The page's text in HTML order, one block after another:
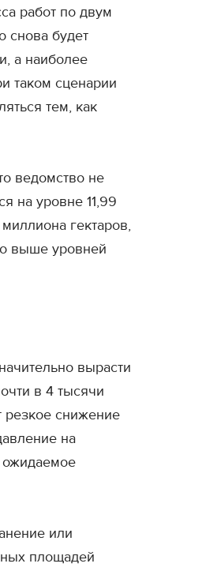
работ по двум
снова будет
а наиболее
таком сценарии
тем, как
ведомство не
на уровне 11,99
гектаров,
выше уровней
вырасти
в 4 тысячи
резкое снижение
на
или
площадей